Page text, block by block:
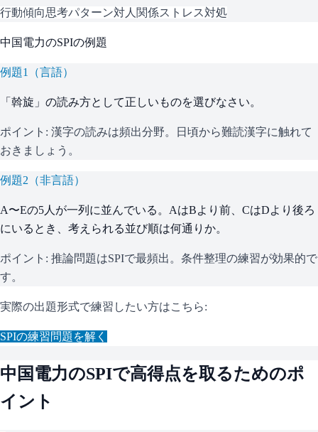
行動傾向思考パターン対人関係ストレス対処
中国電力のSPIの例題
例題1 （言語）
「斡旋」の読み方として正しいものを選びなさい。
ポイント: 漢字の読みは頻出分野。日頃から難読漢字に触れて
おきましょう。
例題2 （非言語）
A〜Eの5人が一列に並んでいる。AはBより前、CはDより後ろ
にいるとき、考えられる並び順は何通りか。
ポイント: 推論問題はSPIで最頻出。条件整理の練習が効果的で
す。
実際の出題形式で練習したい方はこちら:
SPIの練習問題を解く
中国電力のSPIで高得点を取るためのポ
イント